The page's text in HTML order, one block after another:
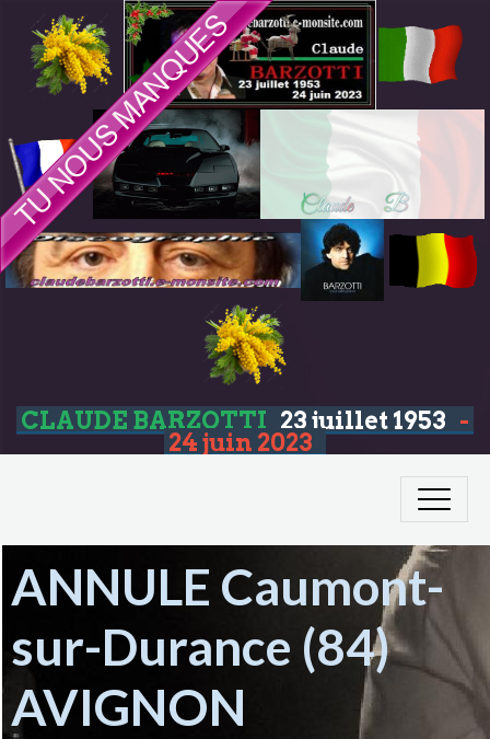
CLAUDE BARZOTTI 23 juillet 1953 -
24 juin 2023
ANNULE Caumont-
sur-Durance (84)
AVIGNON